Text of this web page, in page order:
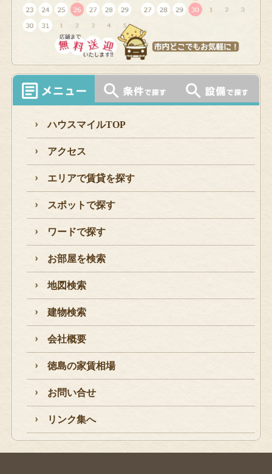
ハウスマイルTOP
アクセス
エリアで賃貸を探す
スポットで探す
ワードで探す
お部屋を検索
地図検索
建物検索
会社概要
徳島の家賃相場
お問い合せ
リンク集へ